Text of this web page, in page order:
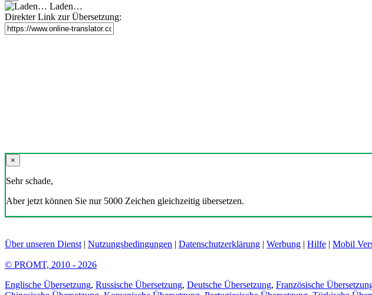
Laden…
Direkter Link zur Übersetzung:
×
Sehr schade,
Aber jetzt können Sie nur 5000 Zeichen gleichzeitig übersetzen.
Über unseren Dienst | Nutzungsbedingungen | Datenschutzerklärung | Werbung | Hilfe | Mobil
© PROMT, 2010 - 2026
Englische Übersetzung, Russische Übersetzung, Deutsche Übersetzung, Französische